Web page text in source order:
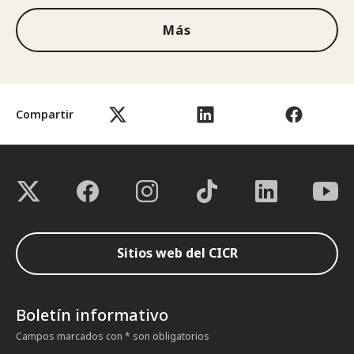
Compartir
Más
Sitios web del CICR
Boletín informativo
Campos marcados con * son obligatorios